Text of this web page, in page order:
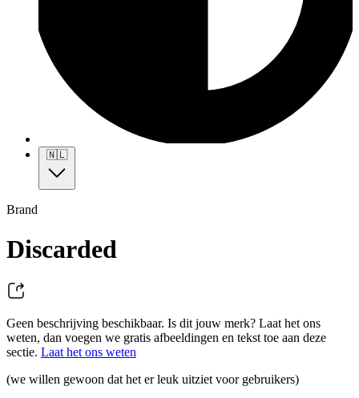
🇳🇱
Brand
Discarded
Geen beschrijving beschikbaar. Is dit jouw merk? Laat het ons
weten, dan voegen we gratis afbeeldingen en tekst toe aan deze
sectie. Laat het ons weten
(we willen gewoon dat het er leuk uitziet voor gebruikers)